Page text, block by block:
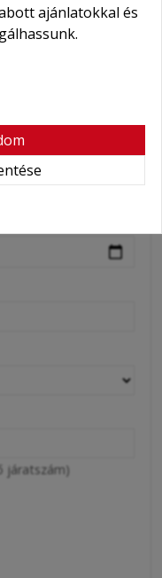
járatszám)
ajánlatokkal és